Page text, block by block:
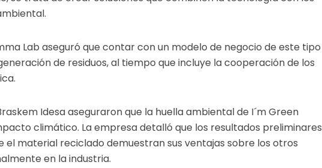
Lab aseguró que contar con un modelo de negocio de este tipo
de residuos, al tiempo que incluye la cooperación de los
Idesa aseguraron que la huella ambiental de I´m Green
climático. La empresa detalló que los resultados preliminares
el material reciclado demuestran sus ventajas sobre los otros
en la industria.